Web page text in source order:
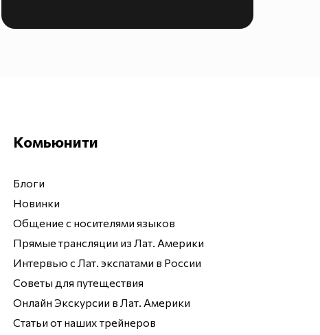
Комьюнити
Блоги
Новинки
Общение с носителями языков
Прямые трансляции из Лат. Америки
Интервью с Лат. экспатами в России
Советы для путеществия
Онлайн Экскурсии в Лат. Америки
Статьи от наших трейнеров